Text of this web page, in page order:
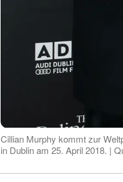
Cillian Murphy kommt zur
in Dublin am 25. April 2018. |